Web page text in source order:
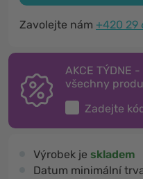
Zavolejte nám +420 29
AKCE TÝDNE
všechny
Zadejte
Výrobek je skladem
Datum minimální